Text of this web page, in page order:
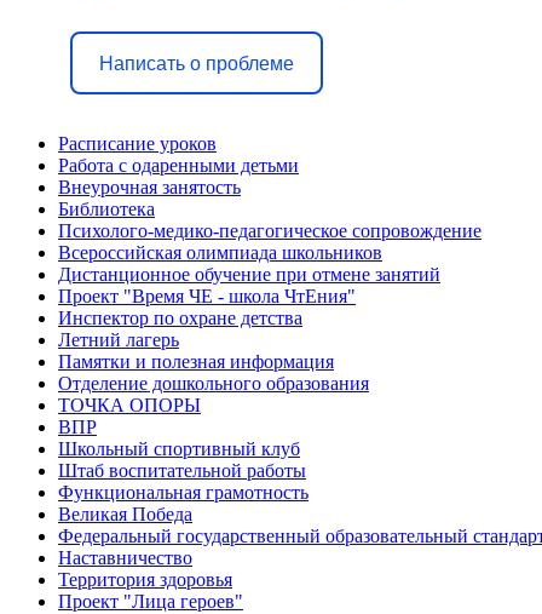
Написать о проблеме
Расписание уроков
Работа с одаренными детьми
Внеурочная занятость
Библиотека
Психолого-медико-педагогическое сопровождение
Всероссийская олимпиада школьников
Дистанционное обучение при отмене занятий
Проект "Время ЧЕ - школа ЧтЕния"
Инспектор по охране детства
Летний лагерь
Памятки и полезная информация
Отделение дошкольного образования
ТОЧКА ОПОРЫ
ВПР
Школьный спортивный клуб
Штаб воспитательной работы
Функциональная грамотность
Великая Победа
Федеральный государственный образовательный
Наставничество
Территория здоровья
Проект "Лица героев"